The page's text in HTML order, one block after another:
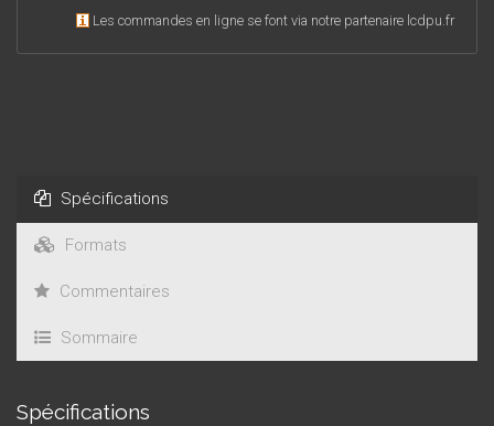
Les commandes en ligne se font via notre partenaire lcdpu.fr
Spécifications
Formats
Commentaires
Sommaire
Spécifications